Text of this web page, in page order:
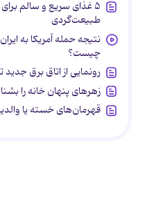
۵ غذای سریع و سالم برای
طبیعت‌گردی
نتیجه حمله آمریکا به ایران
چیست؟
رونمایی از اتاق برق جدید
زهرهای پنهان خانه را
قهرمان‌های خسته یا